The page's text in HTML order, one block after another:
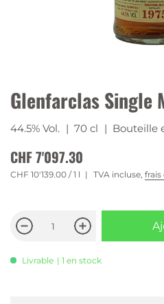
Glenfarclas Single
44.5% Vol. | 70 cl | Bouteille
CHF 7'097.30
CHF 10'139.00 / 1 l TVA incluse, frais
Livrable | 1 en stock